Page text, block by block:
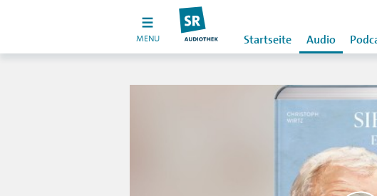
MENU Startseite Audio